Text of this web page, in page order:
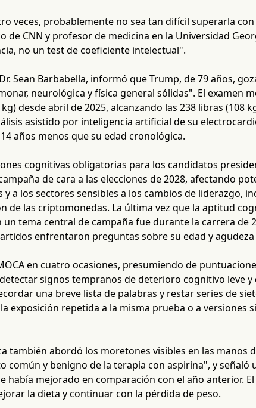
veces, probablemente no sea tan difícil superarla
de CNN y profesor de medicina en la Universidad
no un test de coeficiente intelectual".
Sean Barbabella, informó que Trump, de 79 años,
neurológica y física general sólidas". El examen
desde abril de 2025, alcanzando las 238 libras (108
asistido por inteligencia artificial de su
años menos que su edad cronológica.
cognitivas obligatorias para los candidatos
de cara a las elecciones de 2028, afectando
a los sectores sensibles a los cambios de liderazgo,
de las criptomonedas. La última vez que la aptitud
tema central de campaña fue durante la carrera de
enfrentaron preguntas sobre su edad y
en cuatro ocasiones, presumiendo de
signos tempranos de deterioro cognitivo leve y
una breve lista de palabras y restar series de
exposición repetida a la misma prueba o a versiones
también abordó los moretones visibles en las manos
común y benigno de la terapia con aspirina", y señaló
había mejorado en comparación con el año anterior.
la dieta y continuar con la pérdida de peso.